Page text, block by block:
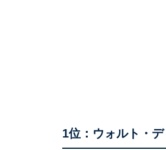
1位：ウォルト・